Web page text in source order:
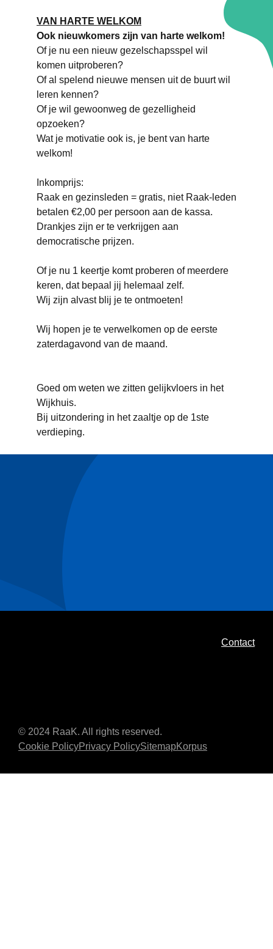
VAN HARTE WELKOM
Ook nieuwkomers zijn van harte welkom!
Of je nu een nieuw gezelschapsspel wil
komen uitproberen?
Of al spelend nieuwe mensen uit de buurt wil
leren kennen?
Of je wil gewoonweg de gezelligheid
opzoeken?
Wat je motivatie ook is, je bent van harte
welkom!
Inkomprijs:
Raak en gezinsleden = gratis, niet Raak-leden
betalen €2,00 per persoon aan de kassa.
Drankjes zijn er te verkrijgen aan
democratische prijzen.
Of je nu 1 keertje komt proberen of meerdere
keren, dat bepaal jij helemaal zelf.
Wij zijn alvast blij je te ontmoeten!
Wij hopen je te verwelkomen op de eerste
zaterdagavond van de maand.
Goed om weten we zitten gelijkvloers in het
Wijkhuis.
Bij uitzondering in het zaaltje op de 1ste
verdieping.
Contact
© 2024 RaaK. All rights reserved.
Cookie PolicyPrivacy PolicySitemapKorpus